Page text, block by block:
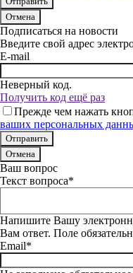
Отмена
Подписаться на новости
Введите свой адрес
E-mail
Неверный код.
Получить код ещё раз
Прежде чем нажать
ваших персональных
Отмена
Ваш вопрос
Текст вопроса*
Напишите Вашу
Вам ответ. Поле
Email*